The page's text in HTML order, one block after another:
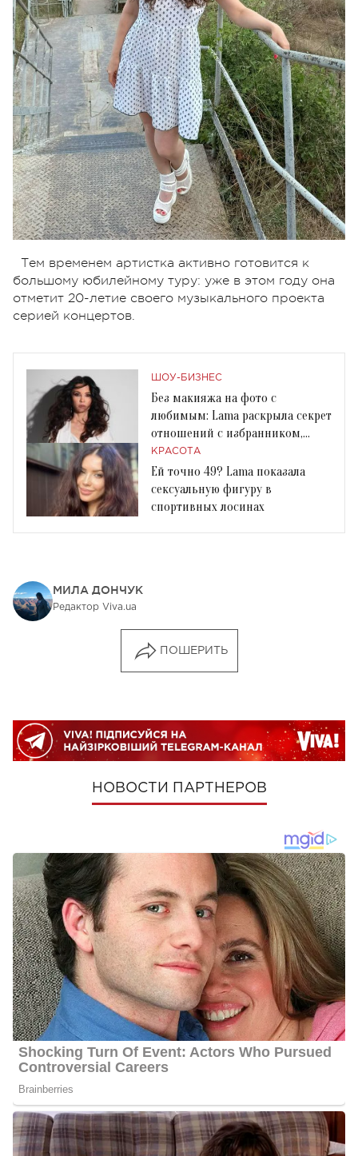
Тем временем артистка активно готовится к
большому юбилейному туру: уже в этом году она
отметит 20-летие своего музыкального проекта
серией концертов.
ШОУ-БИЗНЕС
Без макияжа на фото с
любимым: Lama раскрыла секрет
отношений с избранником,
младшим на 18 лет
КРАСОТА
Ей точно 49? Lama показала
сексуальную фигуру в
спортивных лосинах
МИЛА ДОНЧУК
Редактор Viva.ua
ПОШЕРИТЬ
НОВОСТИ ПАРТНЕРОВ